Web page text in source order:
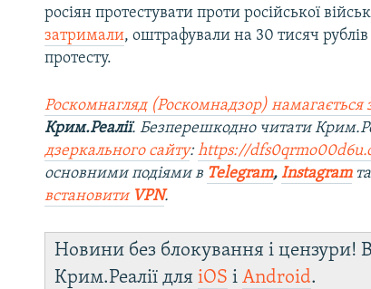
росіян протестувати проти російської
затримали, оштрафували на 30 тисяч
протесту.
Роскомнагляд (Роскомнадзор) намагається
Крим.Реалії. Безперешкодно читати
дзеркального сайту:https://
основними подіями в Telegram,Instagramта
встановити VPN.
Новини без блокування і цензури!
Крим.Реалії дляiOS іAndroid.